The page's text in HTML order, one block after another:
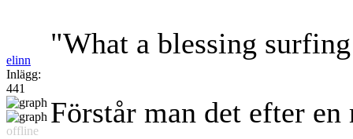
elinn
Inlägg:
441
offline
"What a blessing
Förstår man det efter